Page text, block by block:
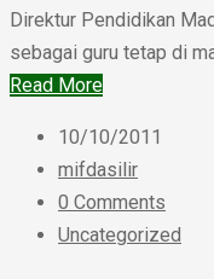
Direktur Pendidikan
sebagai guru tetap di
Read More
10/10/2011
mifdasilir
0 Comments
Uncategorized